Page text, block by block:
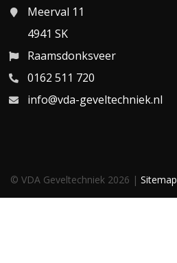
Meerval 11
4941 SK
Raamsdonksveer
0162 511 720
info@vda-geveltechniek.nl
© VDA Geveltechniek 2026 | Sitemap